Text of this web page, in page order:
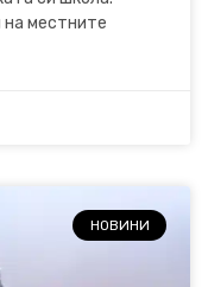
на местните
НОВИНИ